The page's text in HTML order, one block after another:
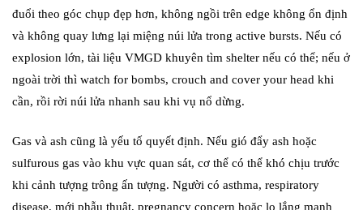
đuổi theo góc chụp đẹp hơn, không ngồi trên edge không ổn định
và không quay lưng lại miệng núi lửa trong active bursts. Nếu có
explosion lớn, tài liệu VMGD khuyên tìm shelter nếu có thể; nếu ở
ngoài trời thì watch for bombs, crouch and cover your head khi
cần, rồi rời núi lửa nhanh sau khi vụ nổ dừng.
Gas và ash cũng là yếu tố quyết định. Nếu gió đẩy ash hoặc
sulfurous gas vào khu vực quan sát, cơ thể có thể khó chịu trước
khi cảnh tượng trông ấn tượng. Người có asthma, respiratory
disease, mới phẫu thuật, pregnancy concern hoặc lo lắng mạnh